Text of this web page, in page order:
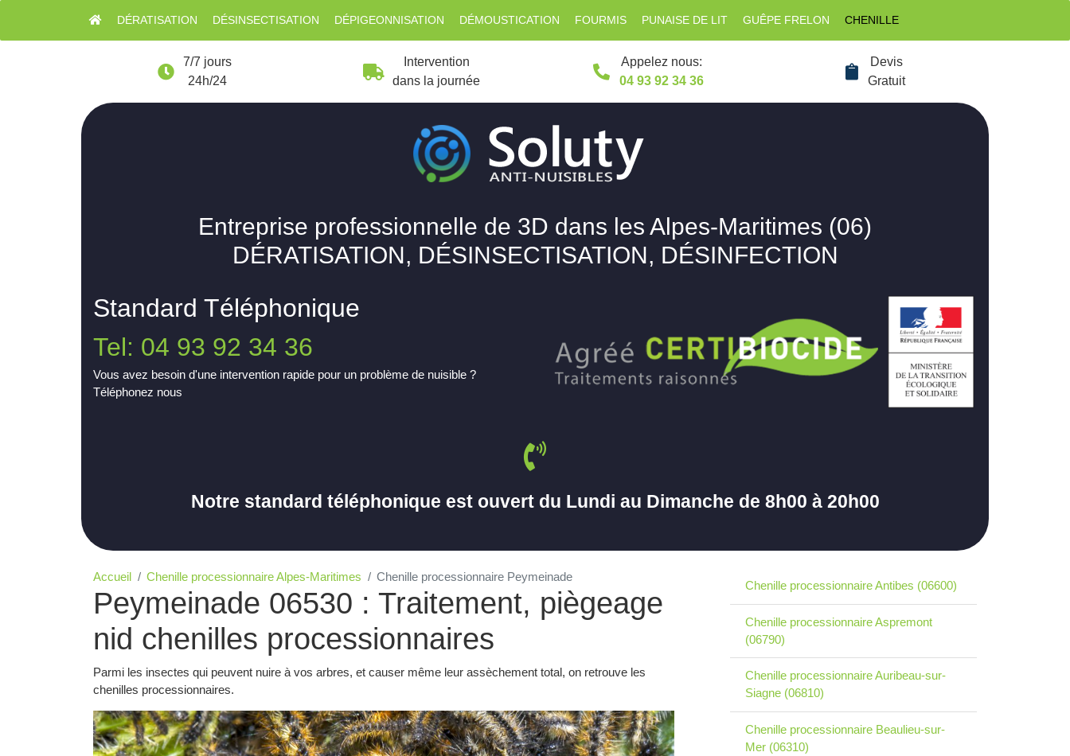
DÉRATISATION DÉSINSECTISATION DÉPIGEONNISATION DÉMOUSTICATION FOURMIS PUNAISE DE LIT GUÊPE FRELON CHENILLE
7/7 jours
24h/24
Intervention
dans la journée
Appelez nous:
04 93 92 34 36
Devis
Gratuit
Entreprise professionnelle de 3D dans les Alpes-Maritimes (06)
DÉRATISATION, DÉSINSECTISATION, DÉSINFECTION
Standard Téléphonique
Tel: 04 93 92 34 36
Vous avez besoin d'une intervention rapide pour un problème de nuisible ?
Téléphonez nous
Notre standard téléphonique est ouvert du Lundi au Dimanche de 8h00 à 20h00
Accueil Chenille processionnaire Alpes-Maritimes Chenille processionnaire Peymeinade
Peymeinade 06530 : Traitement, piègeage
nid chenilles processionnaires
Parmi les insectes qui peuvent nuire à vos arbres, et causer même leur assèchement total, on retrouve les
chenilles processionnaires.
Chenille processionnaire Antibes (06600)
Chenille processionnaire Aspremont
(06790)
Chenille processionnaire Auribeau-sur-
Siagne (06810)
Chenille processionnaire Beaulieu-sur-
Mer (06310)